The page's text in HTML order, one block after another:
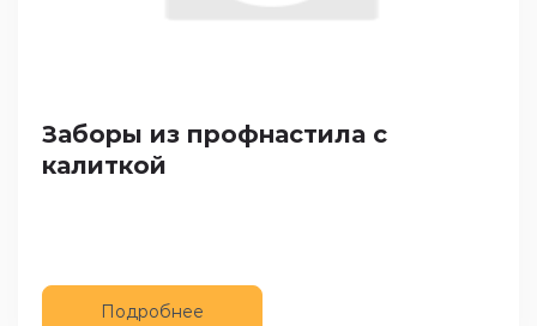
Заборы из профнастила с
калиткой
Подробнее